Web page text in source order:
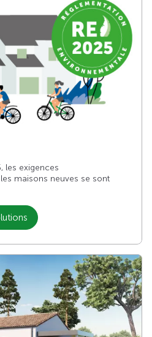
les exigences
maisons neuves se sont